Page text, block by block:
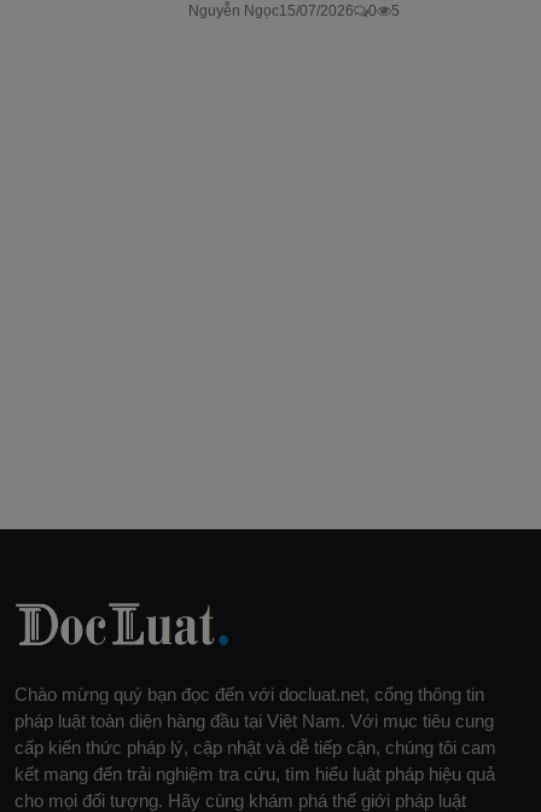
Nguyễn Ngọc15/07/2026 0 5
Chào mừng quý bạn đọc đến với docluat.net, cổng thông tin
pháp luật toàn diện hàng đầu tại Việt Nam. Với mục tiêu cung
cấp kiến thức pháp lý, cập nhật và dễ tiếp cận, chúng tôi cam
kết mang đến trải nghiệm tra cứu, tìm hiểu luật pháp hiệu quả
cho mọi đối tượng. Hãy cùng khám phá thế giới pháp luật